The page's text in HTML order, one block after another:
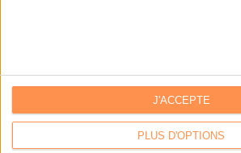
PLUS D'OPTIONS
J'ACCEPTE
Communiquer avec Archimag|Communiquer avec